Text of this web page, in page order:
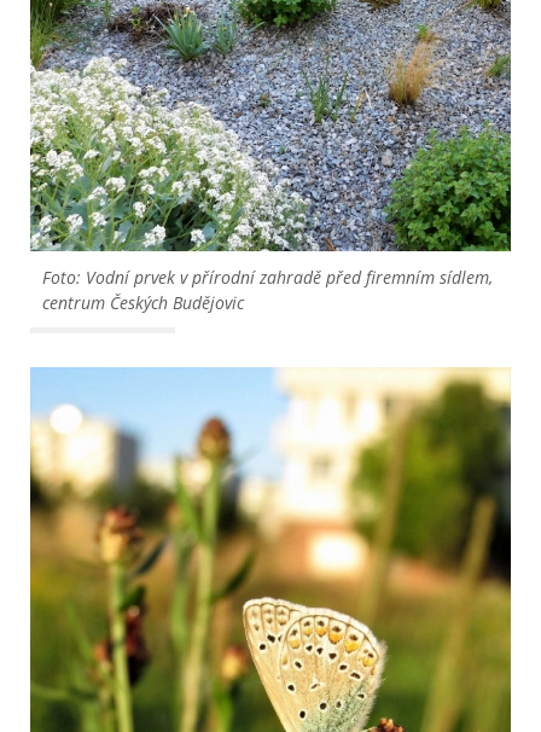
Foto: Vodní prvek v přírodní zahradě před firemním sídlem,
centrum Českých Budějovic